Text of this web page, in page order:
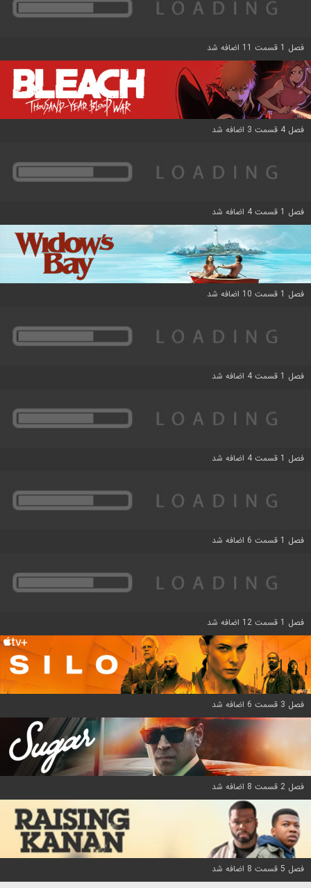
فصل 1 قسمت 11 اضافه شد
فصل 4 قسمت 3 اضافه شد
فصل 1 قسمت 4 اضافه شد
فصل 1 قسمت 10 اضافه شد
فصل 1 قسمت 4 اضافه شد
فصل 1 قسمت 4 اضافه شد
فصل 1 قسمت 6 اضافه شد
فصل 1 قسمت 12 اضافه شد
فصل 3 قسمت 6 اضافه شد
فصل 2 قسمت 8 اضافه شد
فصل 5 قسمت 8 اضافه شد